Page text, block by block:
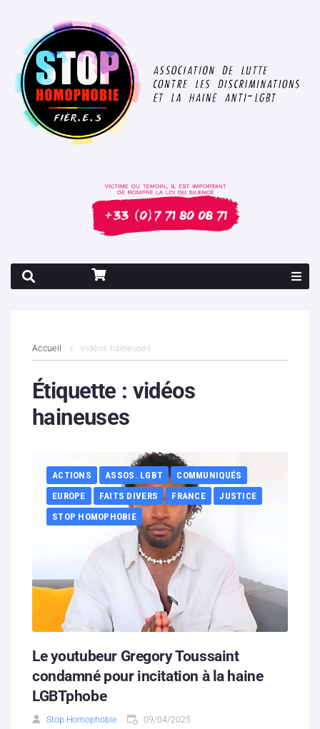
Contenus litigieux
Nous soutenir
Partenaires
Contacts
Accueil vidéos haineuses
Étiquette : vidéos
haineuses
ACTIONS ASSOS. LGBT
COMMUNIQUÉS
EUROPE
FAITS DIVERS FRANCE
JUSTICE
STOP HOMOPHOBIE
Le youtubeur Gregory Toussaint
condamné pour incitation à la haine
LGBTphobe
Stop Homophobie 09/04/2025